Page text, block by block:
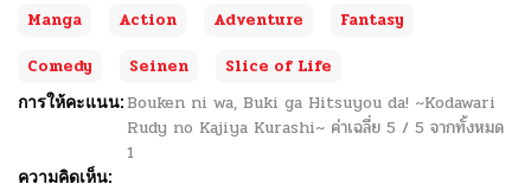
Manga Action Adventure
Fantasy
Comedy
Seinen
Slice of Life
การให้คะแนน:Bouken ni wa, Buki ga Hitsuyou da! ~Kodawari
Rudy no Kajiya Kurashi~ ค่าเฉลี่ย 5 / 5 จากทั้งหมด
1
ความคิดเห็น: